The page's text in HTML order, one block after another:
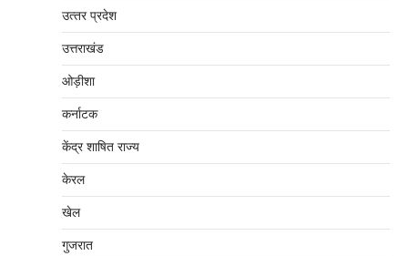
उत्‍तर प्रदेश
उत्तराखंड
ओड़ीशा
कर्नाटक
केंद्र शाषित राज्य
केरल
खेल
गुजरात